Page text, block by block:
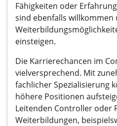
Fähigkeiten oder
sind ebenfalls
einsteigen.
Die Karrierechancen im
vielversprechend. Mit
fachlicher Spezialisierung
höhere Positionen
Leitenden Controller oder
Weiterbildungen,